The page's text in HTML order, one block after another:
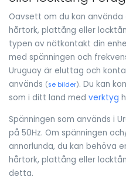
Oavsett om du kan
hårtork, plattång eller
typen av nätkontakt din
med spänningen och
Uruguay är eluttag och
används (se bilder). Du kan
som i ditt land med verktyg
Spänningen som används i
på 50Hz. Om spänningen
annorlunda, du kan behöva
hårtork, plattång eller
detta.